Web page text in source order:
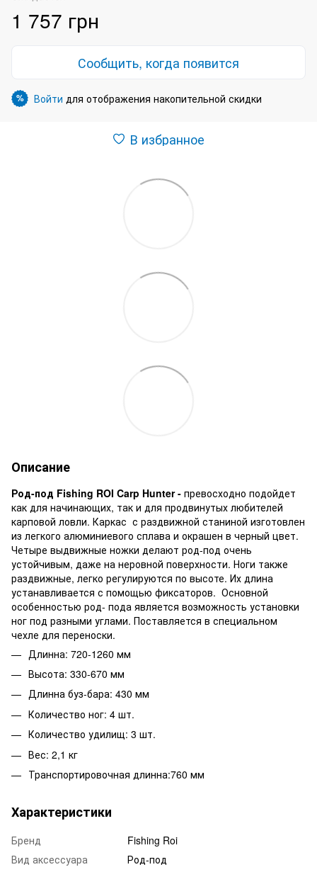
1 757 грн
Сообщить, когда появится
% Войти для отображения накопительной скидки
В избранное
Описание
Род-под Fishing ROI Carp Hunter - превосходно подойдет
как для начинающих, так и для продвинутых любителей
карповой ловли. Каркас с раздвижной станиной изготовлен
из легкого алюминиевого сплава и окрашен в черный цвет.
Четыре выдвижные ножки делают род-под очень
устойчивым, даже на неровной поверхности. Ноги также
раздвижные, легко регулируются по высоте. Их длина
устанавливается с помощью фиксаторов. Основной
особенностью род- пода является возможность установки
ног под разными углами. Поставляется в специальном
чехле для переноски.
Длинна: 720-1260 мм
Высота: 330-670 мм
Длинна буз-бара: 430 мм
Количество ног: 4 шт.
Количество удилищ: 3 шт.
Вес: 2,1 кг
Транспортировочная длинна:760 мм
Характеристики
Бренд
Fishing Roi
Вид аксессуара
Род-под